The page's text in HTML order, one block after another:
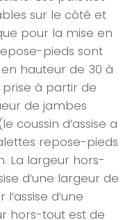
sur le côté et
pour la mise en
pieds sont
hauteur de 30 à
à partir de
de jambes
coussin d’assise a
repose-pieds
La largeur hors-
d’une largeur de
d’une
hors-tout est de